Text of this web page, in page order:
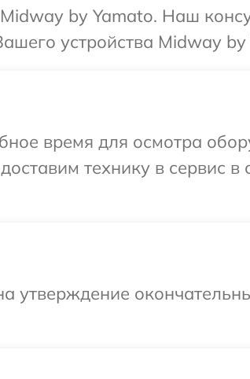
by Yamato. Наш
устройства Midway by
время для осмотра
технику в сервис
утверждение